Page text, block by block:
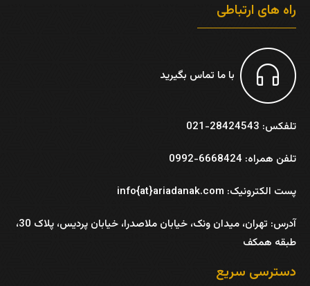
راه های ارتباطی
با ما تماس بگیرید
تلفکس: 28424543-021
تلفن همراه: 6668424-0992
پست الکترونیک: info{at}ariadanak.com
آدرس:
تهران، میدان ونک، خیابان ملاصدرا، خیابان پردیس، پلاک 30،
طبقه همکف
دسترسی سریع